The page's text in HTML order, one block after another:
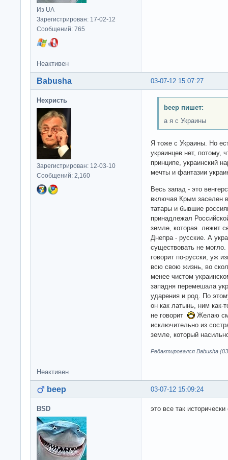
Из UA
Зарегистрирован: 17-02-12
Сообщений: 765
Неактивен
03-07-12 15:07:27
Babusha
Нехристь
Зарегистрирован: 12-03-10
Сообщений: 2,160
beep пишет:
а я с Украины
Я тоже с Украины. Но
украинцев нет, потому,
принципе, украинский
мечты и фантазии
Весь запад - это
включая Крым заселен
татары и бывшие
принадлежал
земле, которая лежит
Днепра - русские. А
существовать не
говорит по-русски, уж
всю свою жизнь, во
менее чистом
западня перемешала
ударения и род. По
он как латынь, ним как-
не говорит
Желаю
исключительно из
земле, который
Редактировался Babusha
Неактивен
03-07-12 15:09:24
beep
BSD это все так